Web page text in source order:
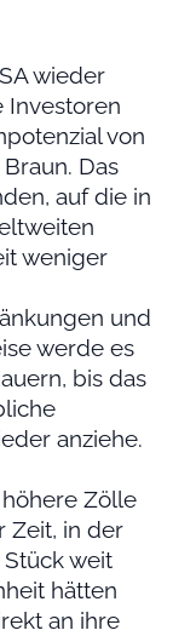
wieder
Investoren
von
Das
auf die in
weniger
und
werde es
bis das
anziehe.
Zölle
Zeit, in der
weit
hätten
an ihre